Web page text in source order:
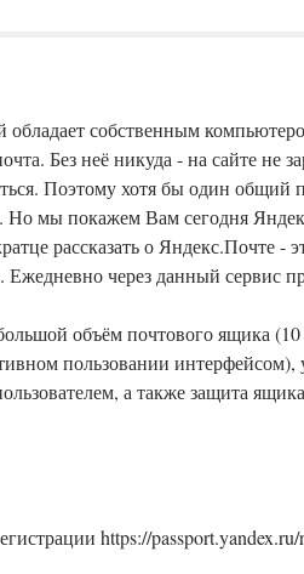
обладает собственным
Без неё никуда - на сайте не
Поэтому хотя бы один
Но мы покажем Вам сегодня
через данный сервис
объём почтового ящика (10
пользовании
а также защита
https://